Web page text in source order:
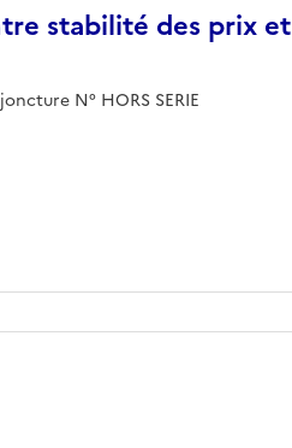
stabilité des prix et
N° HORS SERIE